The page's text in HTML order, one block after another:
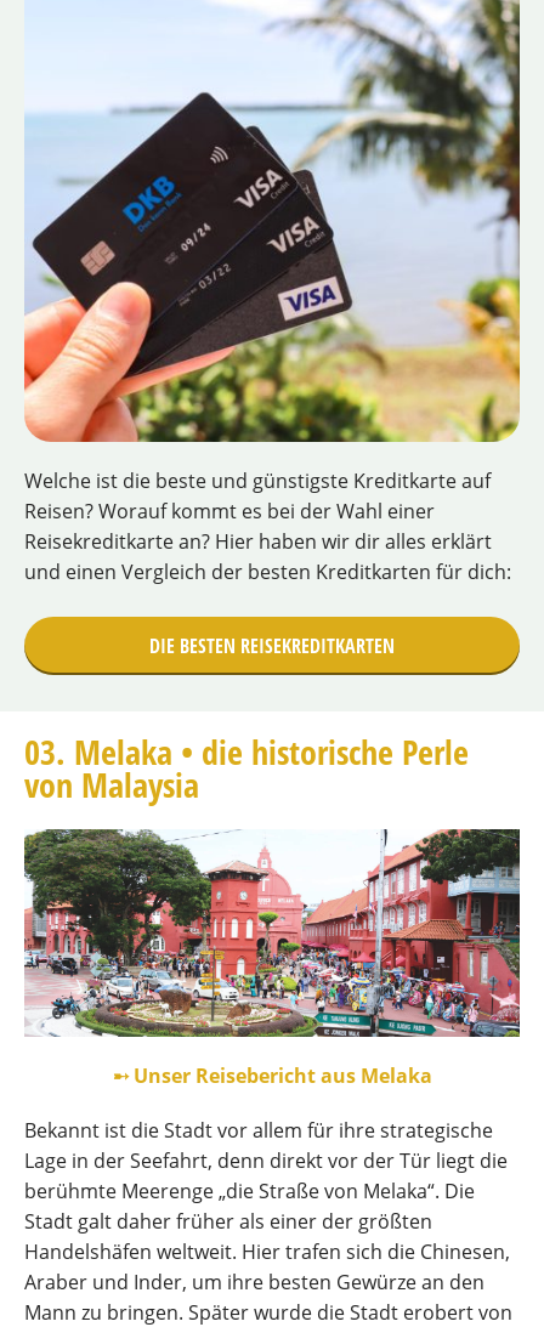
Welche ist die beste und günstigste Kreditkarte auf
Reisen? Worauf kommt es bei der Wahl einer
Reisekreditkarte an? Hier haben wir dir alles erklärt
und einen Vergleich der besten Kreditkarten für dich:
DIE BESTEN REISEKREDITKARTEN
03. Melaka • die historische Perle
von Malaysia
➸ Unser Reisebericht aus Melaka
Bekannt ist die Stadt vor allem für ihre strategische
Lage in der Seefahrt, denn direkt vor der Tür liegt die
berühmte Meerenge „die Straße von Melaka“. Die
Stadt galt daher früher als einer der größten
Handelshäfen weltweit. Hier trafen sich die Chinesen,
Araber und Inder, um ihre besten Gewürze an den
Mann zu bringen. Später wurde die Stadt erobert von